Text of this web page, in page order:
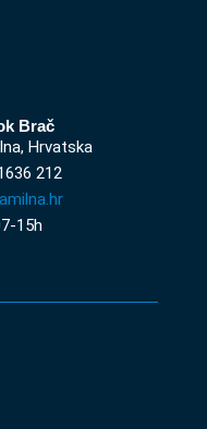
Brač
Hrvatska
212
15h